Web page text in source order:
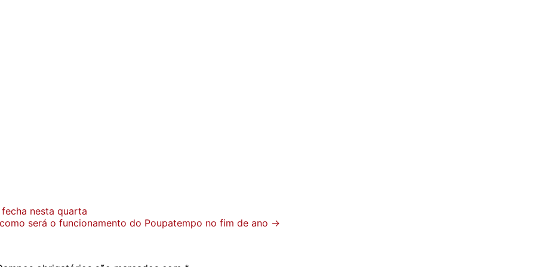
nesta quarta
será o funcionamento do Poupatempo no fim de ano →